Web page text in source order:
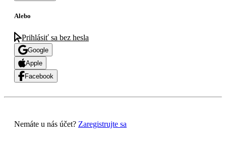
Alebo
Prihlásiť sa bez hesla
Google
Apple
Facebook
Nemáte u nás účet? Zaregistrujte sa